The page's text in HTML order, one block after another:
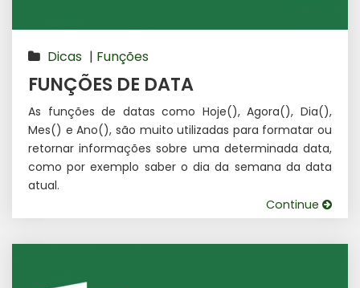
Dicas | Funções
FUNÇÕES DE DATA
As funções de datas como Hoje(), Agora(), Dia(),
Mes() e Ano(), são muito utilizadas para formatar ou
retornar informações sobre uma determinada data,
como por exemplo saber o dia da semana da data
atual.
Continue